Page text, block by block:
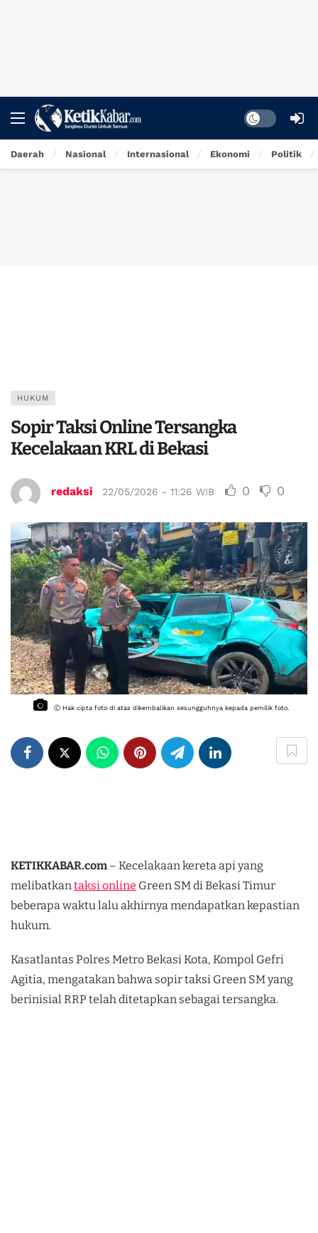
Dark mode
Daerah Nasional Internasional Ekonomi Politik
HUKUM
Sopir Taksi Online Tersangka
Kecelakaan KRL di Bekasi
redaksi 22/05/2026 - 11:26 WIB 0 0
Ⓒ Hak cipta foto di atas dikembalikan sesungguhnya kepada pemilik foto.
KETIKKABAR.com – Kecelakaan kereta api yang
melibatkan taksi online Green SM di Bekasi Timur
beberapa waktu lalu akhirnya mendapatkan kepastian
hukum.
Kasatlantas Polres Metro Bekasi Kota, Kompol Gefri
Agitia, mengatakan bahwa sopir taksi Green SM yang
berinisial RRP telah ditetapkan sebagai tersangka.